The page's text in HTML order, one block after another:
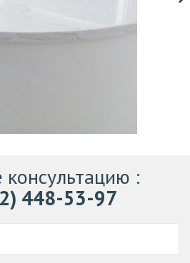
консультацию :
448-53-97